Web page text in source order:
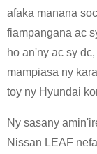
afaka manana
fiampangana ac
ho an'ny ac sy
mampiasa ny
toy ny Hyundai
Ny sasany
Nissan LEAF